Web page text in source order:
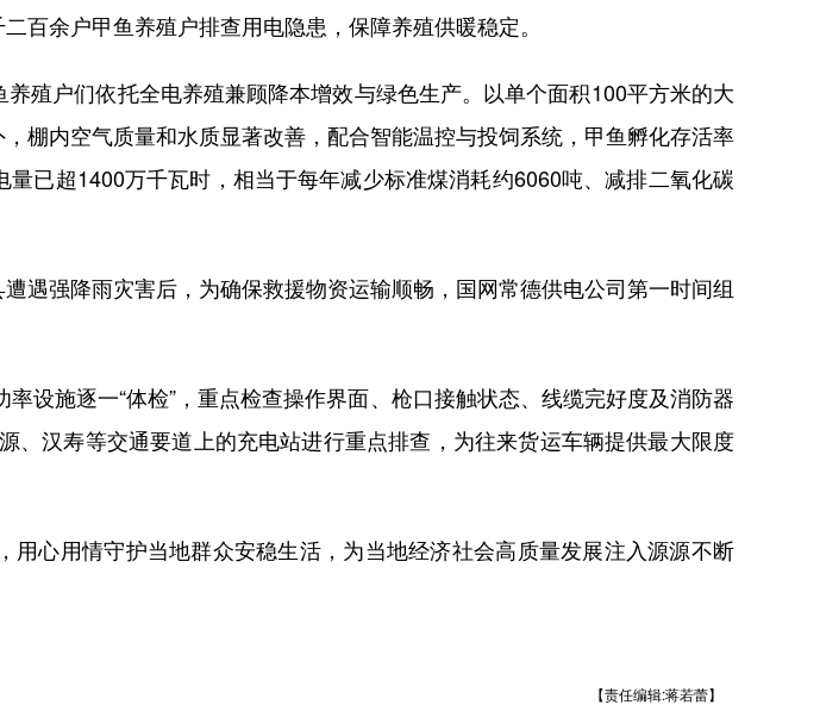
百余户甲鱼养殖户排查用电隐患，保障养殖供暖稳定。
户们依托全电养殖兼顾降本增效与绿色生产。以单个面积100平方米的大
棚内空气质量和水质显著改善，配合智能温控与投饲系统，甲鱼孵化存活率
已超1400万千瓦时，相当于每年减少标准煤消耗约6060吨、减排二氧化碳
强降雨灾害后，为确保救援物资运输顺畅，国网常德供电公司第一时间组
施逐一“体检”，重点检查操作界面、枪口接触状态、线缆完好度及消防器
汉寿等交通要道上的充电站进行重点排查，为往来货运车辆提供最大限度
心用情守护当地群众安稳生活，为当地经济社会高质量发展注入源源不断
【责任编辑:蒋若蕾】